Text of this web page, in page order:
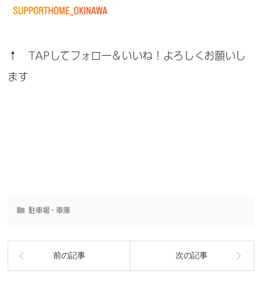
↑ TAPしてフォロー＆いいね！よろしくお願いし
ます
駐車場・車庫
前の記事 次の記事